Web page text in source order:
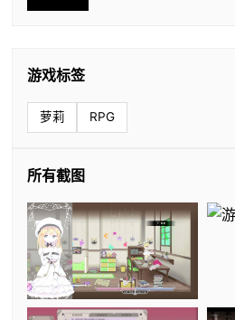
游戏标签
萝莉 RPG
所有截图